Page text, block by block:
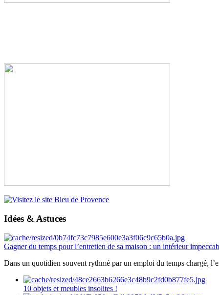
Idées & Astuces
Gagner du temps pour l’entretien de sa maison : un intérieur
Dans un quotidien souvent rythmé par un emploi du temps chargé,
10 objets et meubles insolites !